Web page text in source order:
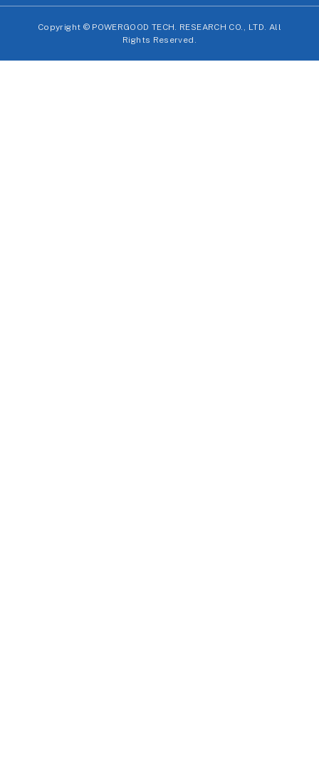
Copyright © POWERGOOD TECH. RESEARCH CO., LTD. All
Rights Reserved.